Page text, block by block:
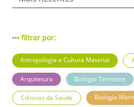
filtrar por:
Antropologia e Cultura Material
Arquitetura Biologia Terrestre
Ciências da Saúde Biologia